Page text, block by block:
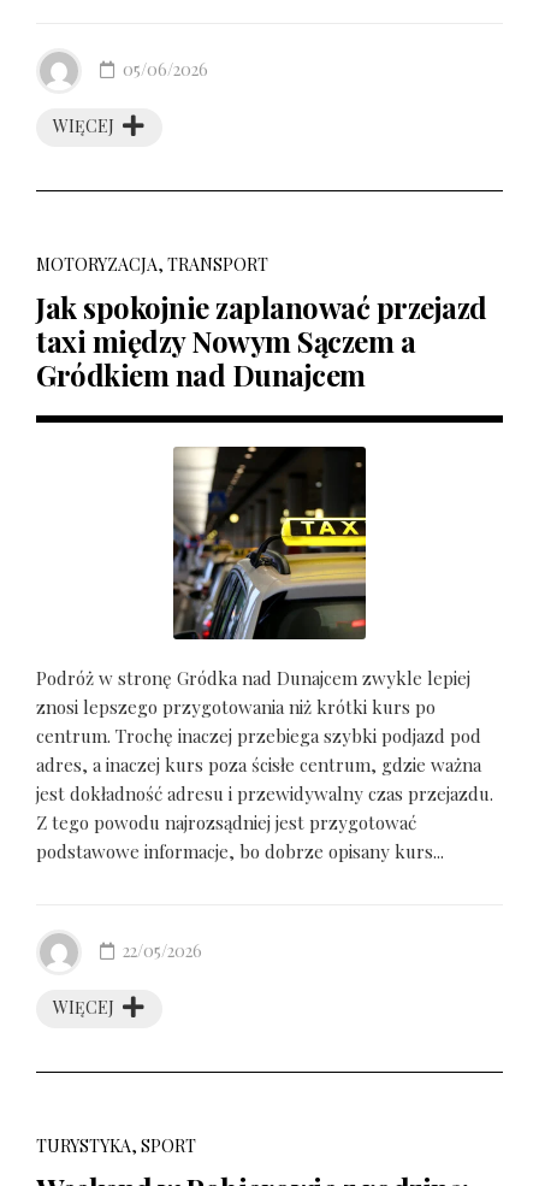
WIĘCEJ
05/06/2026
MOTORYZACJA, TRANSPORT
Jak spokojnie zaplanować przejazd
taxi między Nowym Sączem a
Gródkiem nad Dunajcem
Podróż w stronę Gródka nad Dunajcem zwykle lepiej
znosi lepszego przygotowania niż krótki kurs po
centrum. Trochę inaczej przebiega szybki podjazd pod
adres, a inaczej kurs poza ścisłe centrum, gdzie ważna
jest dokładność adresu i przewidywalny czas przejazdu.
Z tego powodu najrozsądniej jest przygotować
podstawowe informacje, bo dobrze opisany kurs...
WIĘCEJ
22/05/2026
TURYSTYKA, SPORT